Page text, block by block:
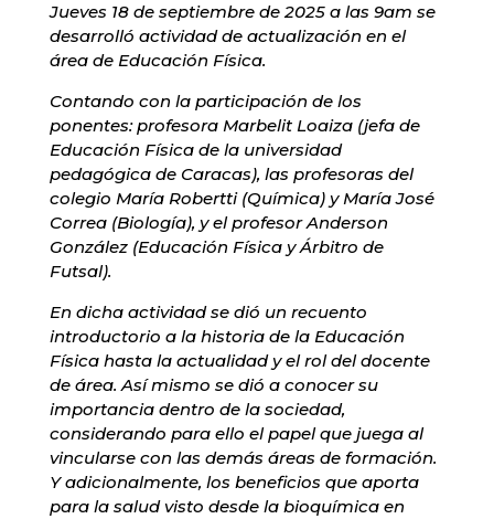
Jueves 18 de septiembre de 2025 a las 9am se
desarrolló actividad de actualización en el
área de Educación Física.
Contando con la participación de los
ponentes: profesora Marbelit Loaiza (jefa de
Educación Física de la universidad
pedagógica de Caracas), las profesoras del
colegio María Robertti (Química) y María José
Correa (Biología), y el profesor Anderson
González (Educación Física y Árbitro de
Futsal).
En dicha actividad se dió un recuento
introductorio a la historia de la Educación
Física hasta la actualidad y el rol del docente
de área. Así mismo se dió a conocer su
importancia dentro de la sociedad,
considerando para ello el papel que juega al
vincularse con las demás áreas de formación.
Y adicionalmente, los beneficios que aporta
para la salud visto desde la bioquímica en